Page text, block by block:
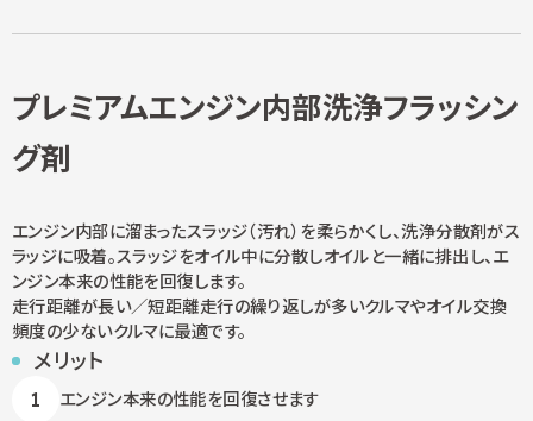
プレミアムエンジン内部洗浄フラッシン
グ剤
エンジン内部に溜まったスラッジ（汚れ）を柔らかくし、洗浄分散剤がス
ラッジに吸着。スラッジをオイル中に分散しオイルと一緒に排出し、エ
ンジン本来の性能を回復します。
走行距離が長い／短距離走行の繰り返しが多いクルマやオイル交換
頻度の少ないクルマに最適です。
メリット
エンジン本来の性能を回復させます